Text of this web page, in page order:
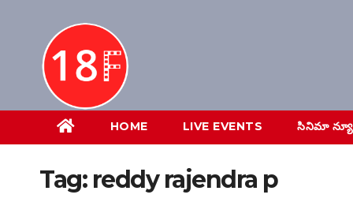
HOME LIVE EVENTS సినిమా
Tag: reddy rajendra p